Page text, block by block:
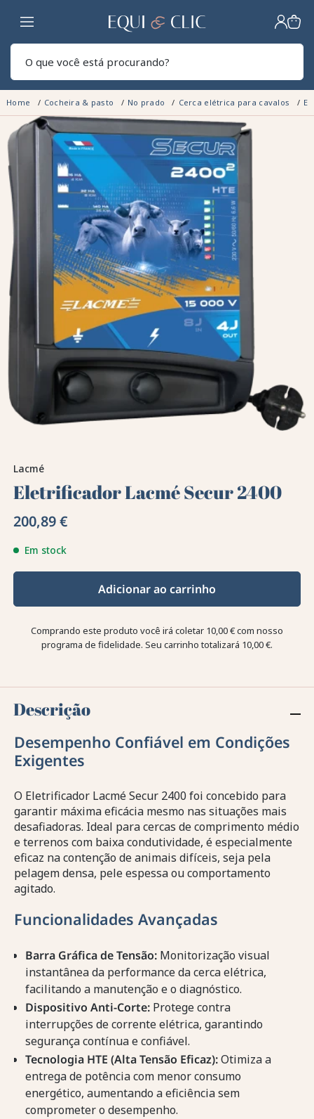
Lar
Home Cocheira & pasto No prado Cerca elétrica para cavalos
Lacmé
Eletrificador Lacmé Secur 2400
200,89 €
Em stock
Adicionar ao carrinho
Comprando este produto você irá coletar 10,00 €com nosso
programa de fidelidade. Seu carrinho totalizará 10,00 €.
Descrição
Desempenho Confiável em Condições
Exigentes
O Eletrificador Lacmé Secur 2400 foi concebido para
garantir máxima eficácia mesmo nas situações mais
desafiadoras. Ideal para cercas de comprimento médio
e terrenos com baixa condutividade, é especialmente
eficaz na contenção de animais difíceis, seja pela
pelagem densa, pele espessa ou comportamento
agitado.
Funcionalidades Avançadas
Barra Gráfica de Tensão: Monitorização visual
instantânea da performance da cerca elétrica,
facilitando a manutenção e o diagnóstico.
Dispositivo Anti-Corte: Protege contra
interrupções de corrente elétrica, garantindo
segurança contínua e confiável.
Tecnologia HTE (Alta Tensão Eficaz):Otimiza a
entrega de potência com menor consumo
energético, aumentando a eficiência sem
comprometer o desempenho.